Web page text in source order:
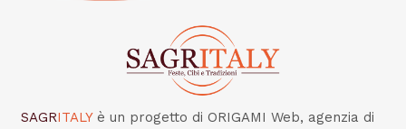
SAGRITALY è un progetto di ORIGAMI Web, agenzia di